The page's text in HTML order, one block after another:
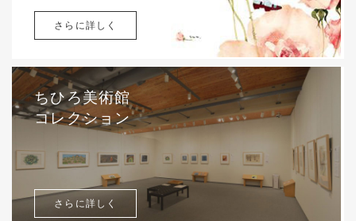
さらに詳しく
ちひろ美術館
コレクション
さらに詳しく